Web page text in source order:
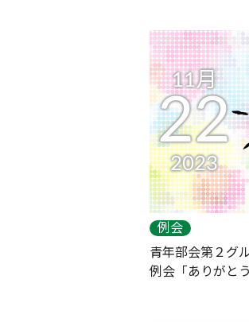
11月
22
2023
例会
青年部会第２グ
例会「ありがと